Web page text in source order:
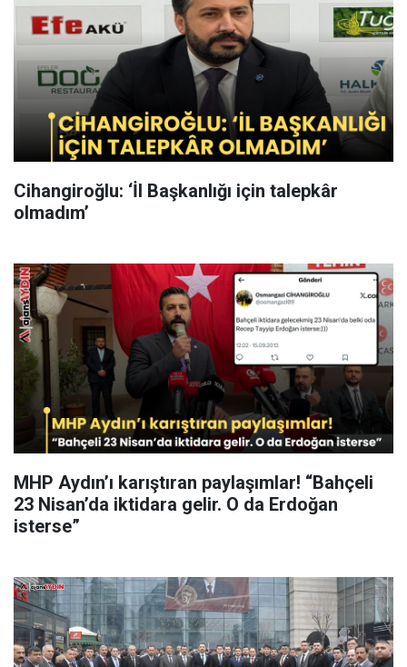
Cihangiroğlu: ‘İl Başkanlığı için talepkâr
olmadım’
MHP Aydın’ı karıştıran paylaşımlar! “Bahçeli
23 Nisan’da iktidara gelir. O da Erdoğan
isterse”